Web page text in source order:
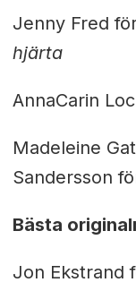
Jenny Fred
hjärta
AnnaCarin
Madeleine
Sandersson
Bästa
Jon Ekstrand